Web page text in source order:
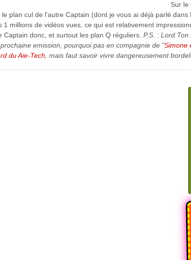
Sur le
le plan cul de l'autre Captain (dont je vous ai déjà parlé
1 millions de vidéos vues, ce qui est relativement
donc, et surtout les plan Q réguliers. P.S. : Lord
emission, pourquoi pas en compagnie de "Simone
du Aie-Tech , mais faut savoir vivre dangereusement